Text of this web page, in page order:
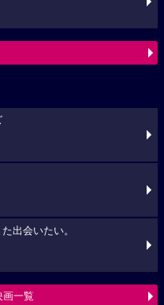
出会いたい。
画一覧